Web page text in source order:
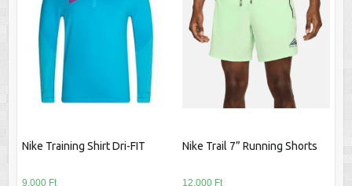
Nike Training Shirt Dri-FIT
9.000 Ft
Nike Trail 7” Running Shorts
12.000 Ft